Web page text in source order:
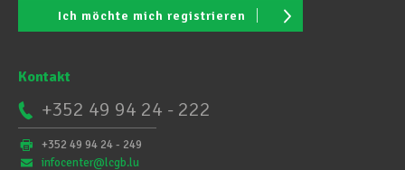
Ich möchte mich registrieren
Kontakt
+352 49 94 24 - 222
+352 49 94 24 - 249
infocenter@lcgb.lu